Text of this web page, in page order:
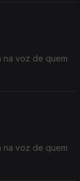
na voz de quem
na voz de quem